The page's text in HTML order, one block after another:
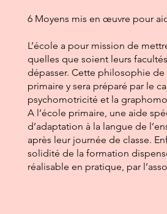
6 Moyens mis en œuvre pour
L’école a pour mission de
quelles que soient leurs
dépasser. Cette philosophie de
primaire y sera préparé par le
psychomotricité et la
A l’école primaire, une aide
d’adaptation à la langue de
après leur journée de classe.
solidité de la formation
réalisable en pratique, par